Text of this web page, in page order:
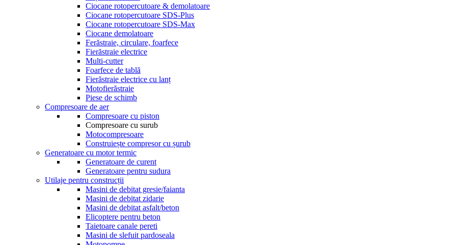
Ciocane rotopercutoare & demolatoare
Ciocane rotopercutoare SDS-Plus
Ciocane rotopercutoare SDS-Max
Ciocane demolatoare
Ferăstraie, circulare, foarfece
Fierăstraie electrice
Multi-cutter
Foarfece de tablă
Fierăstraie electrice cu lanț
Motofierăstraie
Piese de schimb
Compresoare de aer
Compresoare cu piston
Compresoare cu surub
Motocompresoare
Construiește compresor cu șurub
Generatoare cu motor termic
Generatoare de curent
Generatoare pentru sudura
Utilaje pentru construcții
Masini de debitat gresie/faianta
Masini de debitat zidarie
Masini de debitat asfalt/beton
Elicoptere pentru beton
Taietoare canale pereti
Masini de slefuit pardoseala